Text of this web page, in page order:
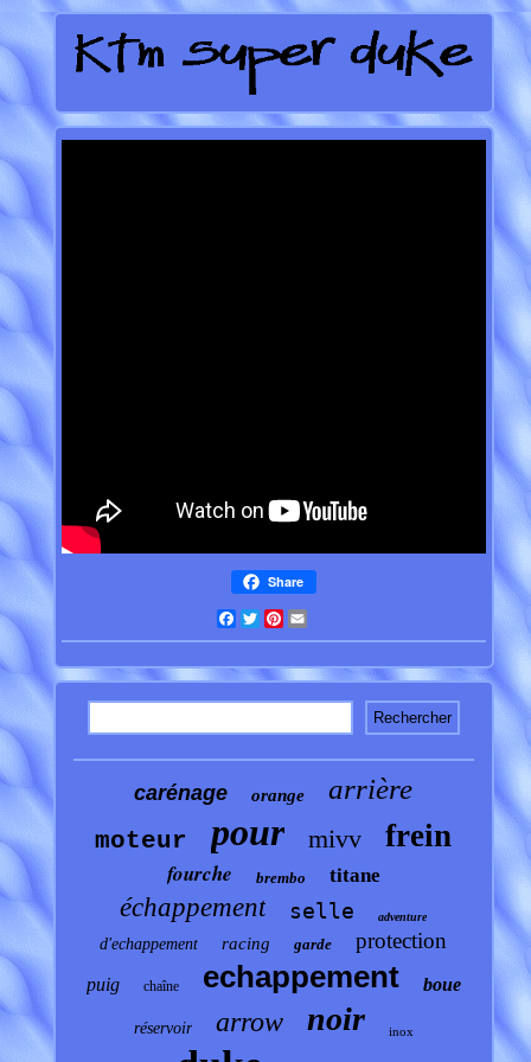
Share
Facebook
TwitterPinterest
carénage orange arrière
moteur pour mivv frein
fourche brembo titane
échappement selle adventure
d'echappement racing garde protection
puig chaîne echappement boue
réservoir arrow noir inox